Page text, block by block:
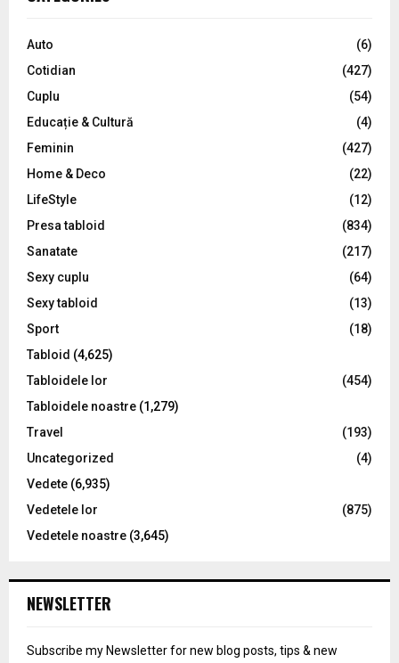
o
:
C
Auto
(6)
Cotidian
(427)
Cuplu
(54)
Educație & Cultură
(4)
Feminin
(427)
Home & Deco
(22)
LifeStyle
(12)
Presa tabloid
(834)
Sanatate
(217)
Sexy cuplu
(64)
Sexy tabloid
(13)
Sport
(18)
Tabloid (4,625)
Tabloidele lor
(454)
Tabloidele noastre (1,279)
Travel
(193)
Uncategorized
(4)
Vedete (6,935)
Vedetele lor
(875)
Vedetele noastre (3,645)
NEWSLETTER
Subscribe my Newsletter for new blog posts, tips & new